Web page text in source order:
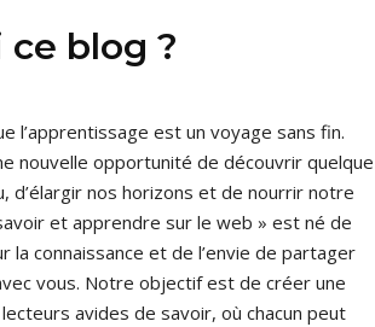
blog ?
l’apprentissage est un voyage sans fin.
nouvelle opportunité de découvrir quelque
d’élargir nos horizons et de nourrir notre
et apprendre sur le web » est né de
la connaissance et de l’envie de partager
vous. Notre objectif est de créer une
avides de savoir, où chacun peut